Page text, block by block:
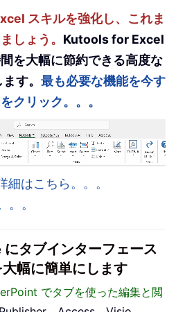
スキルを強化し、これま
しょう。 Kutools for Excel
を大幅に節約できる高度な
す。 最も必要な機能を今す
クリック。。。
はこちら。。。
。。
タブインターフェース
幅に簡単にします
でタブを使った編集と閲